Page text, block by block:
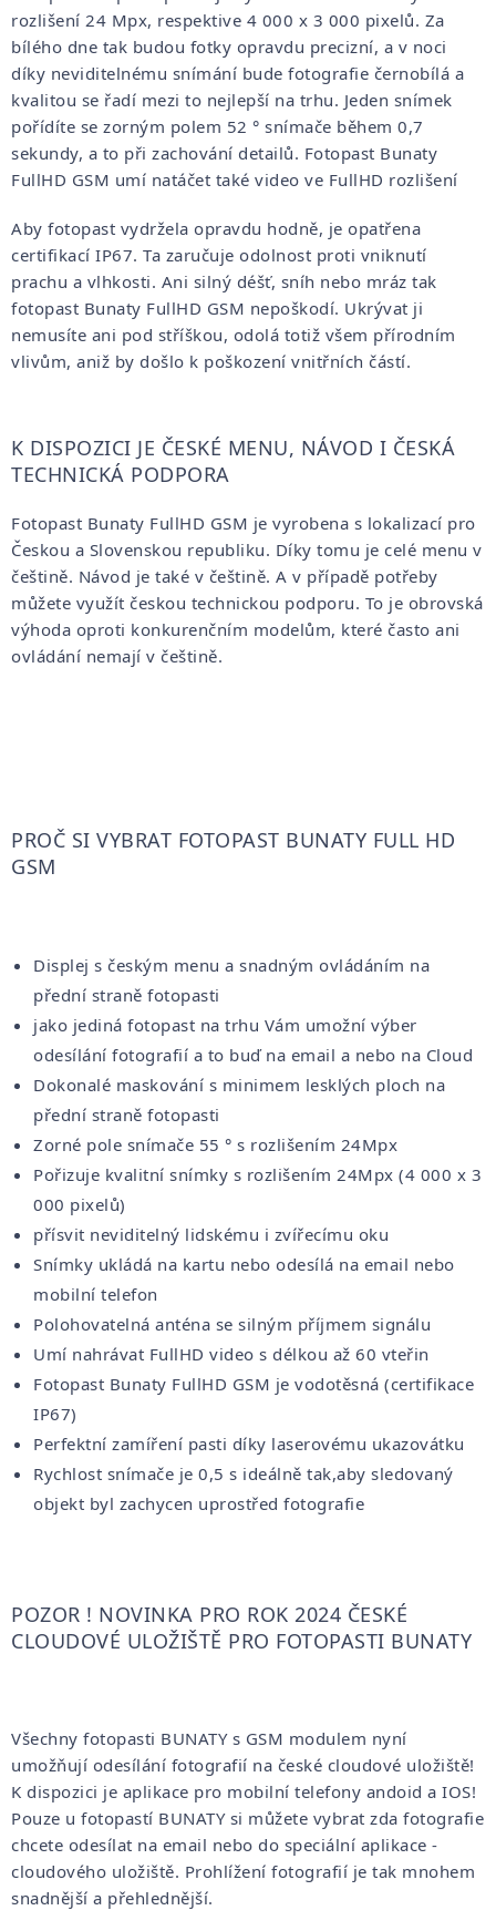
rozlišení 24 Mpx, respektive 4 000 x 3 000 pixelů. Za
bílého dne tak budou fotky opravdu precizní, a v noci
díky neviditelnému snímání bude fotografie černobílá a
kvalitou se řadí mezi to nejlepší na trhu. Jeden snímek
pořídíte se zorným polem 52 ° snímače během 0,7
sekundy, a to při zachování detailů. Fotopast Bunaty
FullHD GSM umí natáčet také video ve FullHD rozlišení
Aby fotopast vydržela opravdu hodně, je opatřena
certifikací IP67. Ta zaručuje odolnost proti vniknutí
prachu a vlhkosti. Ani silný déšť, sníh nebo mráz tak
fotopast Bunaty FullHD GSM nepoškodí. Ukrývat ji
nemusíte ani pod stříškou, odolá totiž všem přírodním
vlivům, aniž by došlo k poškození vnitřních částí.
K DISPOZICI JE ČESKÉ MENU, NÁVOD I ČESKÁ
TECHNICKÁ PODPORA
Fotopast Bunaty FullHD GSM je vyrobena s lokalizací pro
Českou a Slovenskou republiku. Díky tomu je celé menu v
češtině. Návod je také v češtině. A v případě potřeby
můžete využít českou technickou podporu. To je obrovská
výhoda oproti konkurenčním modelům, které často ani
ovládání nemají v češtině.
PROČ SI VYBRAT FOTOPAST BUNATY FULL HD
GSM
Displej s českým menu a snadným ovládáním na
přední straně fotopasti
jako jediná fotopast na trhu Vám umožní výber
odesílání fotografií a to buď na email a nebo na Cloud
Dokonalé maskování s minimem lesklých ploch na
přední straně fotopasti
Zorné pole snímače 55 ° s rozlišením 24Mpx
Pořizuje kvalitní snímky s rozlišením 24Mpx (4 000 x 3
000 pixelů)
přísvit neviditelný lidskému i zvířecímu oku
Snímky ukládá na kartu nebo odesílá na email nebo
mobilní telefon
Polohovatelná anténa se silným příjmem signálu
Umí nahrávat FullHD video s délkou až 60 vteřin
Fotopast Bunaty FullHD GSM je vodotěsná (certifikace
IP67)
Perfektní zamíření pasti díky laserovému ukazovátku
Rychlost snímače je 0,5 s ideálně tak,aby sledovaný
objekt byl zachycen uprostřed fotografie
POZOR ! NOVINKA PRO ROK 2024 ČESKÉ
CLOUDOVÉ ULOŽIŠTĚ PRO FOTOPASTI BUNATY
Všechny fotopasti BUNATY s GSM modulem nyní
umožňují odesílání fotografií na české cloudové uložiště!
K dispozici je aplikace pro mobilní telefony andoid a IOS!
Pouze u fotopastí BUNATY si můžete vybrat zda fotografie
chcete odesílat na email nebo do speciální aplikace -
cloudového uložiště. Prohlížení fotografií je tak mnohem
snadnější a přehlednější.